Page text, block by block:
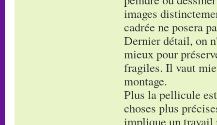
images
cadrée ne posera
Dernier détail, on
mieux pour
fragiles. Il vaut
montage.
Plus la pellicule
choses plus
implique un